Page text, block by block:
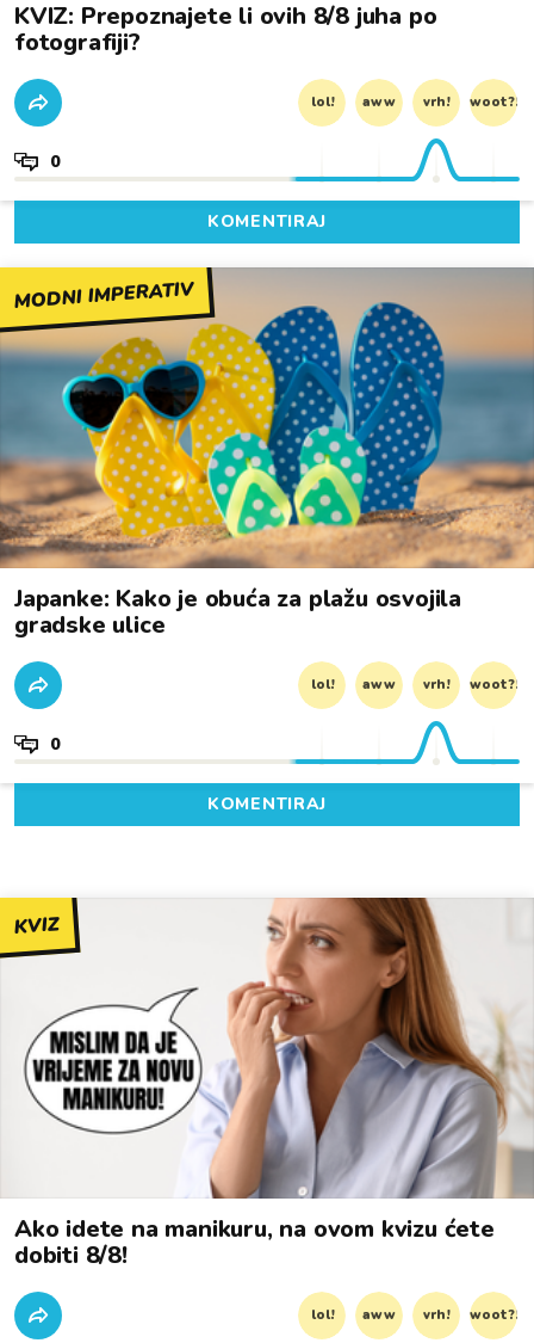
KVIZ: Prepoznajete li ovih 8/8 juha po
fotografiji?
lol! aww vrh! woot?!
0
KOMENTIRAJ
MODNI IMPERATIV
Japanke: Kako je obuća za plažu osvojila
gradske ulice
lol! aww vrh! woot?!
0
KOMENTIRAJ
KVIZ
Ako idete na manikuru, na ovom kvizu ćete
dobiti 8/8!
lol! aww vrh! woot?!